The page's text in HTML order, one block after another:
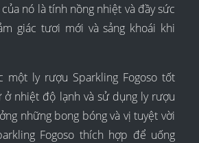
nó là tính nồng nhiệt và đầy sức
giác tươi mới và sảng khoái khi
ly rượu Sparkling Fogoso tốt
ở nhiệt độ lạnh và sử dụng ly rượu
những bong bóng và vị tuyệt vời
Fogoso thích hợp để uống